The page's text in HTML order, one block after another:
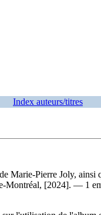
Index auteurs/titres
Marie-Pierre Joly,
Montréal, [2024]. — 1